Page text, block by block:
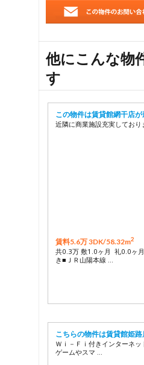
他にこんな物
す
この物件は賃貸館網干店
近隣に商業施設充実しており
賃料5.6万 3DK/58.32m2
共0.3万 敷1.0ヶ月 礼0.0ヶ
き■ＪＲ山陽本線 …
こちらの物件は賃貸館姫
Ｗｉ－Ｆｉ付きインターネ
ゲームやスマ …